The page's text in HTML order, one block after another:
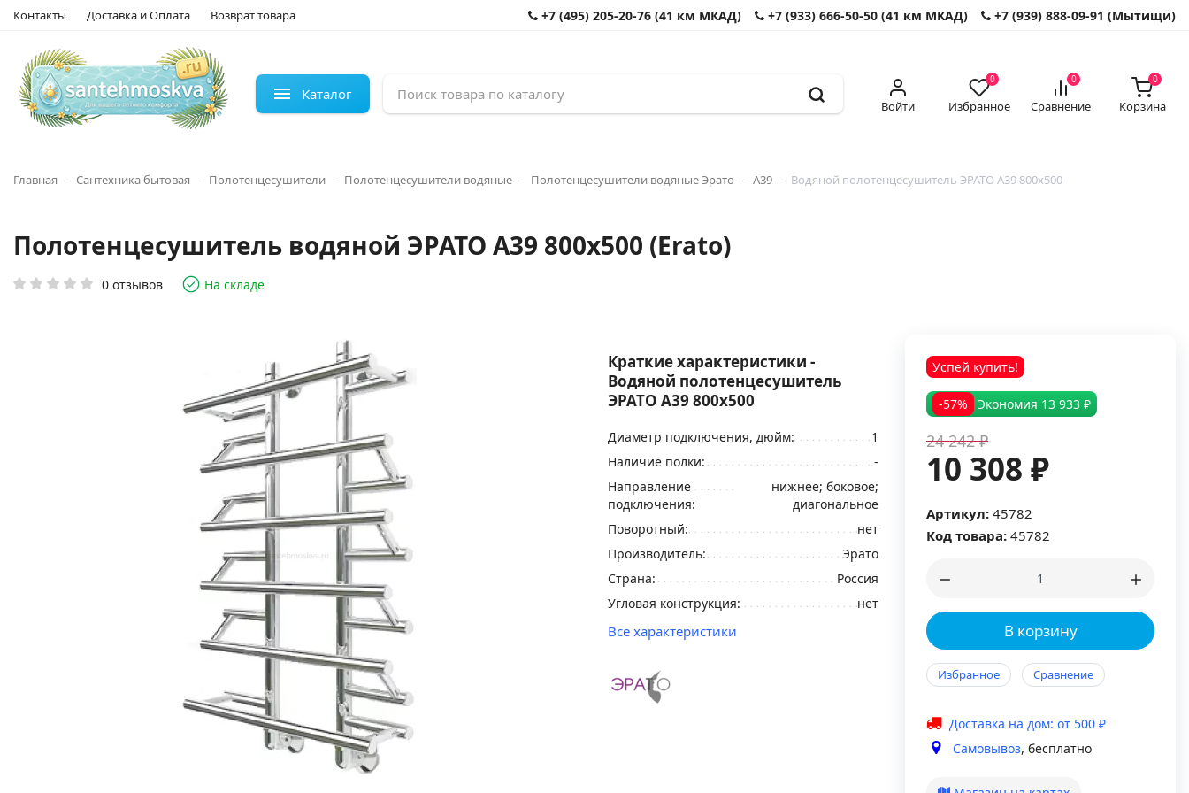
Контакты Доставка и Оплата Возврат товара +7 (495) 205-20-76 (41 км МКАД) +7 (933) 666-50-50 (41 км МКАД) +7 (939) 888-09-91 (Мытищи)
Каталог
Войти
0
Избранное
0
Сравнение
0
Корзина
Главная Сантехника бытовая Полотенцесушители Полотенцесушители водяные Полотенцесушители водяные Эрато А39 Водяной полотенцесушитель ЭРАТО А39 800x500
Полотенцесушитель водяной ЭРАТО А39 800x500 (Erato)
0 отзывов На складе
Успей купить!
-57% Экономия 13 933 ₽
24 242 ₽
10 308 ₽
Артикул: 45782
Код товара: 45782
В корзину
Избранное Сравнение
Доставка на дом: от 500 ₽
Самовывоз, бесплатно
Краткие характеристики -
Водяной полотенцесушитель
ЭРАТО А39 800x500
Диаметр подключения, дюйм:
1
Наличие полки:
-
Направление
подключения:
нижнее; боковое;
диагональное
Поворотный:
нет
Производитель:
Эрато
Страна:
Россия
Угловая конструкция:
нет
Все характеристики